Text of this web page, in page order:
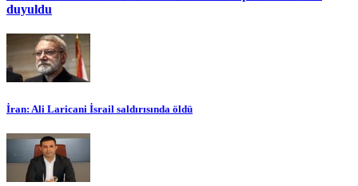
duyuldu
İran: Ali Laricani İsrail saldırısında öldü